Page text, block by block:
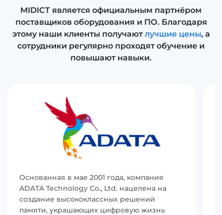
MIDICT является официальным партнёром
поставщиков оборудования и ПО. Благодаря
этому наши клиенты получаютлучшие цены, а
сотрудники регулярно проходят обучение и
повышают навыки.
Основанная в мае 2001 года, компания
ADATA Technology Co., Ltd. нацелена на
создание высококлассных решений
памяти, украшающих цифровую жизнь